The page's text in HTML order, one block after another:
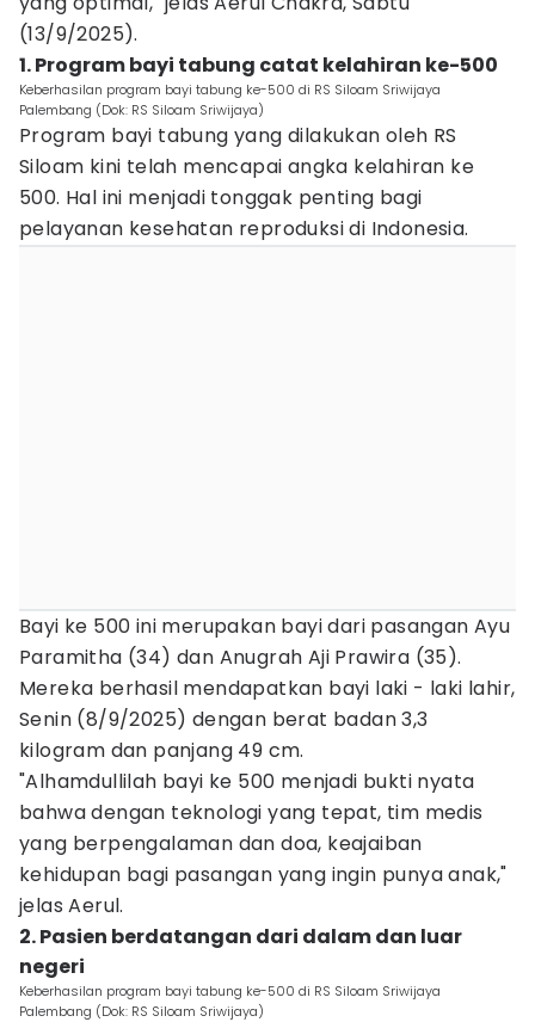
(13/9/2025).
1. Program bayi tabung catat kelahiran ke-500
Keberhasilan program bayi tabung ke-500 di RS Siloam Sriwijaya
Palembang (Dok: RS Siloam Sriwijaya)
Program bayi tabung yang dilakukan oleh RS
Siloam kini telah mencapai angka kelahiran ke
500. Hal ini menjadi tonggak penting bagi
pelayanan kesehatan reproduksi di Indonesia.
Bayi ke 500 ini merupakan bayi dari pasangan Ayu
Paramitha (34) dan Anugrah Aji Prawira (35).
Mereka berhasil mendapatkan bayi laki - laki lahir,
Senin (8/9/2025) dengan berat badan 3,3
kilogram dan panjang 49 cm.
"Alhamdullilah bayi ke 500 menjadi bukti nyata
bahwa dengan teknologi yang tepat, tim medis
yang berpengalaman dan doa, keajaiban
kehidupan bagi pasangan yang ingin punya anak,"
jelas Aerul.
2. Pasien berdatangan dari dalam dan luar
negeri
Keberhasilan program bayi tabung ke-500 di RS Siloam Sriwijaya
Palembang (Dok: RS Siloam Sriwijaya)